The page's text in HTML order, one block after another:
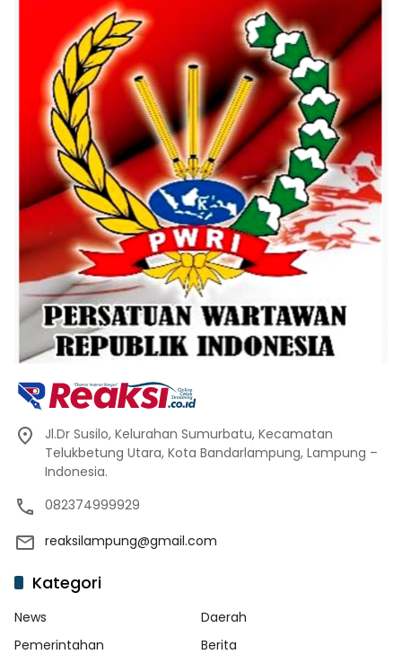
Jl.Dr Susilo, Kelurahan Sumurbatu, Kecamatan
Telukbetung Utara, Kota Bandarlampung, Lampung –
Indonesia.
082374999929
reaksilampung@gmail.com
Kategori
News
Daerah
Pemerintahan
Berita